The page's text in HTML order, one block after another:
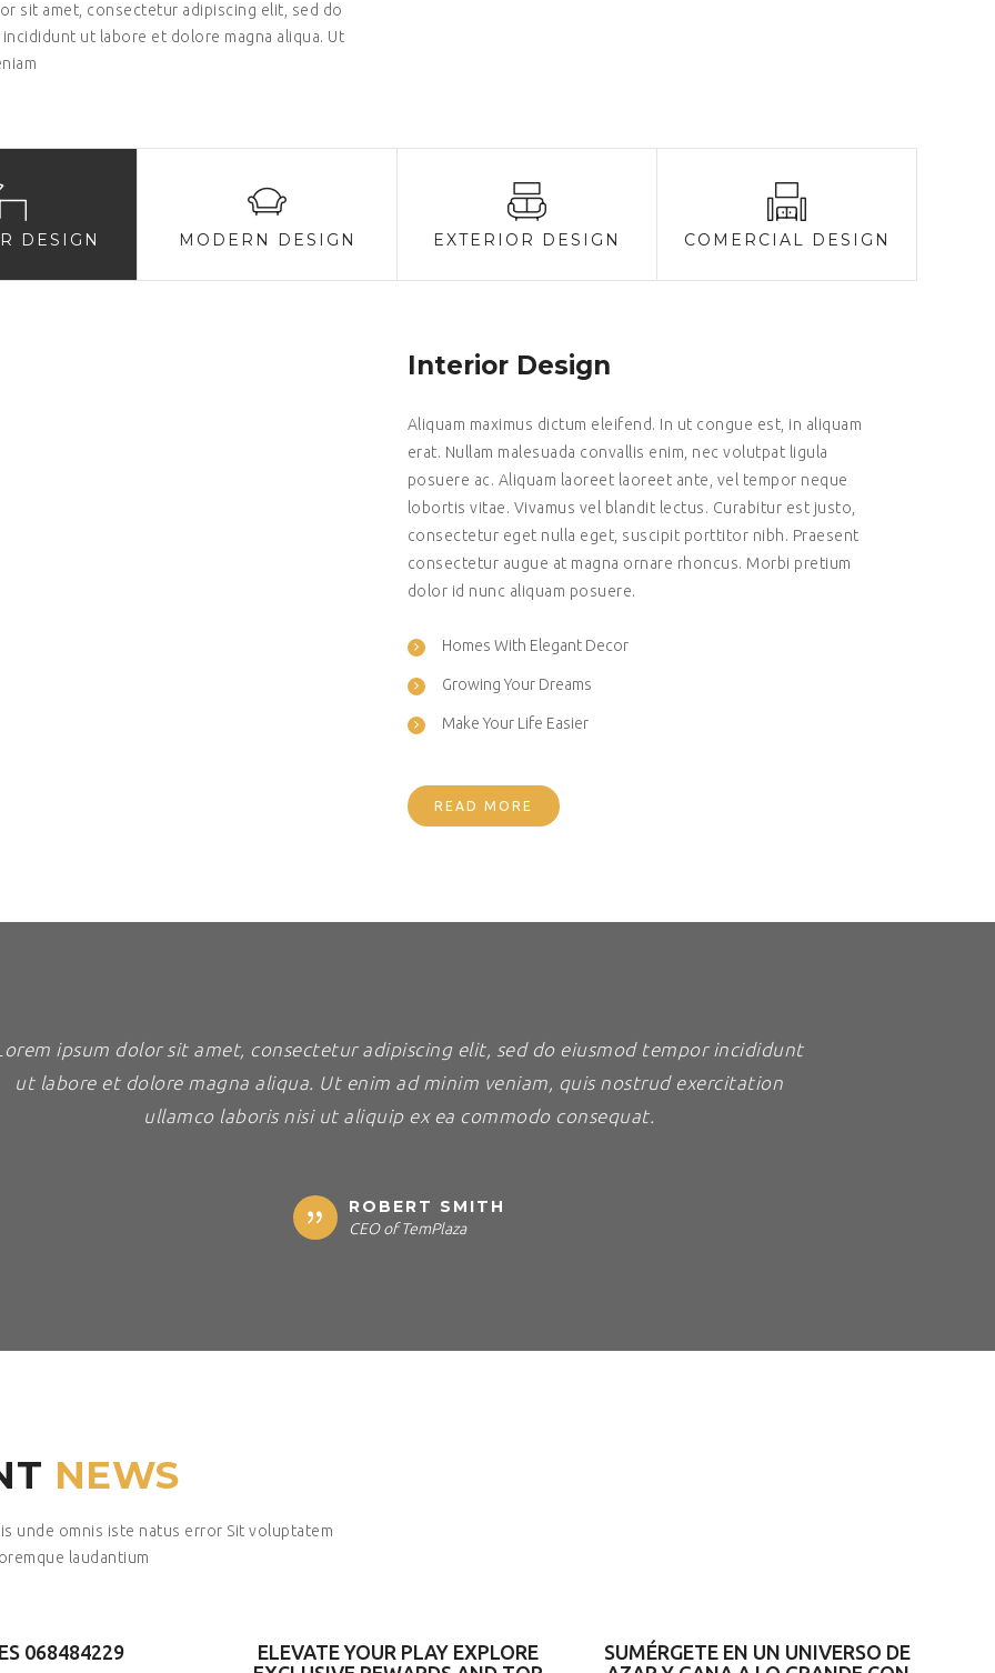
sit amet, consectetur adipiscing elit, sed do
ut labore et dolore magna aliqua. Ut
DESIGN MODERN DESIGN EXTERIOR DESIGN COMERCIAL DESIGN
Interior Design
Aliquam maximus dictum eleifend. In ut congue est, in aliquam
erat. Nullam malesuada convallis enim, nec volutpat ligula
posuere ac. Aliquam laoreet laoreet ante, vel tempor neque
lobortis vitae. Vivamus vel blandit lectus. Curabitur est justo,
consectetur eget nulla eget, suscipit porttitor nibh. Praesent
consectetur augue at magna ornare rhoncus. Morbi pretium
dolor id nunc aliquam posuere.
Homes With Elegant Decor
Growing Your Dreams
Make Your Life Easier
READ MORE
ipsum dolor sit amet, consectetur adipiscing elit, sed do eiusmod tempor incididunt
ut labore et dolore magna aliqua. Ut enim ad minim veniam, quis nostrud exercitation
ullamco laboris nisi ut aliquip ex ea commodo consequat.
ROBERT SMITH
CEO of TemPlaza
NEWS
unde omnis iste natus error Sit voluptatem
laudantium
068484229
ELEVATE YOUR PLAY EXPLORE
SUMÉRGETE EN UN UNIVERSO DE